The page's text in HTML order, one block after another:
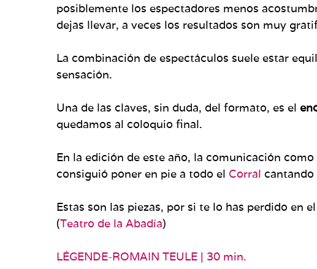
posiblemente los espectadores menos
dejas llevar, a veces los resultados son muy
La combinación de espectáculos suele estar
sensación.
Una de las claves, sin duda, del formato, es el
quedamos al coloquio final.
En la edición de este año, la comunicación
consiguió poner en pie a todo el Corral cantando
Estas son las piezas, por si te lo has perdido en el
(Teatro de la Abadía)
LÉGENDE-ROMAIN TEULE | 30 min.